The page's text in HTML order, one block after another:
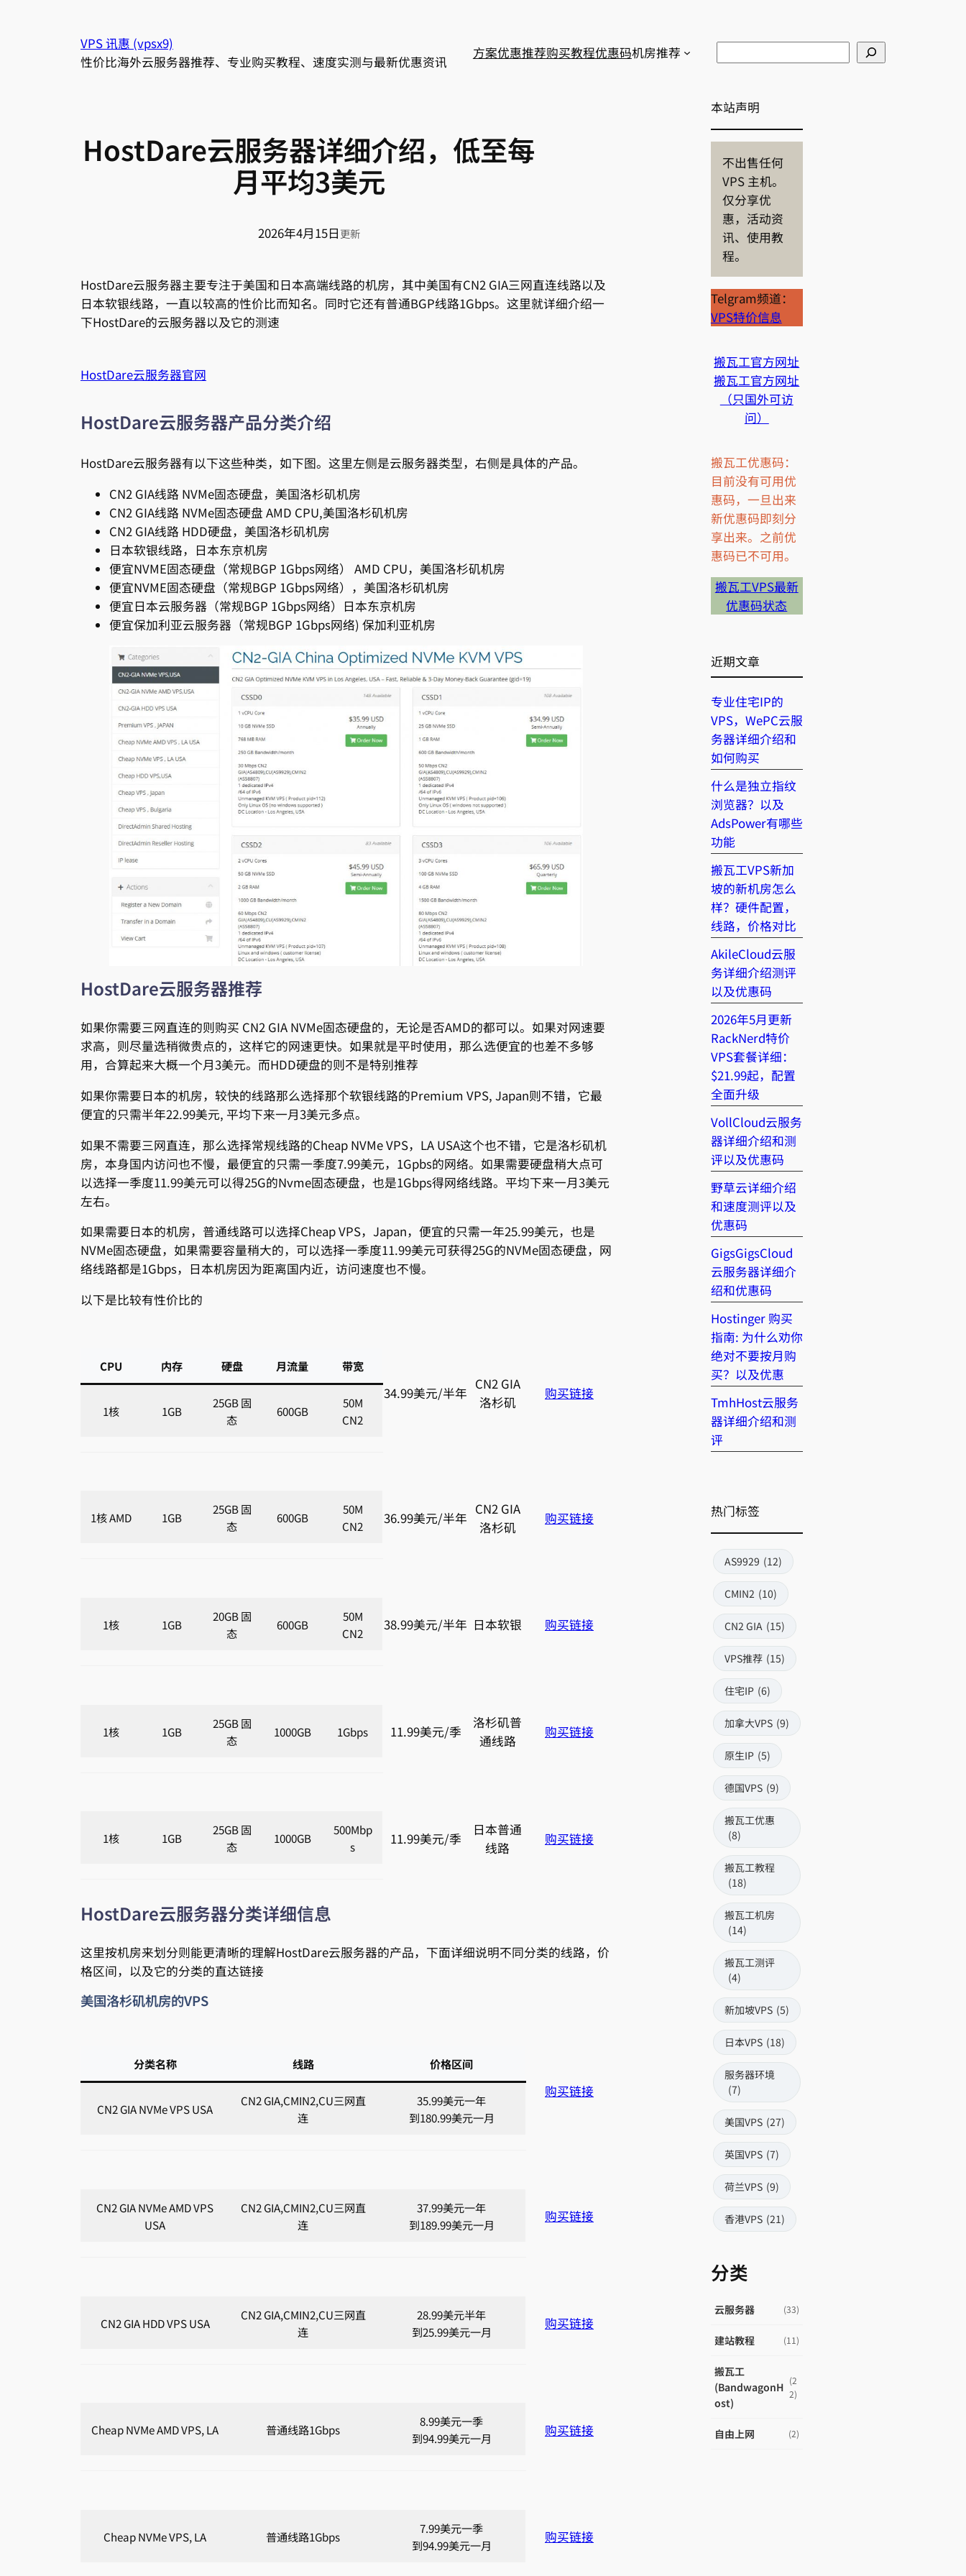
VPS 讯惠 (vpsx9)
性价比海外云服务器推荐、专业购买教程、速度实测与最新优惠资讯
方案优惠推荐购买教程优惠码机房推荐
HostDare云服务器详细介绍，低至每
月平均3美元
2026年4月15日更新
HostDare云服务器主要专注于美国和日本高端线路的机房，其中美国有CN2 GIA三网直连线路以及
日本软银线路，一直以较高的性价比而知名。同时它还有普通BGP线路1Gbps。这里就详细介绍一
下HostDare的云服务器以及它的测速
HostDare云服务器官网
HostDare云服务器产品分类介绍
HostDare云服务器有以下这些种类，如下图。这里左侧是云服务器类型，右侧是具体的产品。
CN2 GIA线路 NVMe固态硬盘，美国洛杉矶机房
CN2 GIA线路 NVMe固态硬盘 AMD CPU,美国洛杉矶机房
CN2 GIA线路 HDD硬盘，美国洛杉矶机房
日本软银线路，日本东京机房
便宜NVME固态硬盘（常规BGP 1Gbps网络） AMD CPU，美国洛杉矶机房
便宜NVME固态硬盘（常规BGP 1Gbps网络），美国洛杉矶机房
便宜日本云服务器（常规BGP 1Gbps网络）日本东京机房
便宜保加利亚云服务器（常规BGP 1Gbps网络) 保加利亚机房
HostDare云服务器推荐
如果你需要三网直连的则购买 CN2 GIA NVMe固态硬盘的，无论是否AMD的都可以。如果对网速要
求高，则尽量选稍微贵点的，这样它的网速更快。如果就是平时使用，那么选便宜的也差不多够
用，合算起来大概一个月3美元。而HDD硬盘的则不是特别推荐
如果你需要日本的机房，较快的线路那么选择那个软银线路的Premium VPS, Japan则不错，它最
便宜的只需半年22.99美元, 平均下来一月3美元多点。
如果不需要三网直连，那么选择常规线路的Cheap NVMe VPS，LA USA这个也不错，它是洛杉矶机
房，本身国内访问也不慢，最便宜的只需一季度7.99美元，1Gpbs的网络。如果需要硬盘稍大点可
以选择一季度11.99美元可以得25G的Nvme固态硬盘，也是1Gbps得网络线路。平均下来一月3美元
左右。
如果需要日本的机房，普通线路可以选择Cheap VPS，Japan，便宜的只需一年25.99美元，也是
NVMe固态硬盘，如果需要容量稍大的，可以选择一季度11.99美元可获得25G的NVMe固态硬盘，网
络线路都是1Gbps，日本机房因为距离国内近，访问速度也不慢。
以下是比较有性价比的
CPU 内存 硬盘 月流量 带宽
1核 1GB
25GB 固
态
600GB
50M
CN2
34.99美元/半年
CN2 GIA
洛杉矶
购买链接
1核 AMD 1GB
25GB 固
态
600GB
50M
CN2
36.99美元/半年
CN2 GIA
洛杉矶
购买链接
1核 1GB
20GB 固
态
600GB
50M
CN2
38.99美元/半年 日本软银 购买链接
1核 1GB
25GB 固
态
1000GB 1Gbps 11.99美元/季
洛杉矶普
通线路
购买链接
1核 1GB
25GB 固
态
1000GB
500Mbp
s
11.99美元/季
日本普通
线路
购买链接
HostDare云服务器分类详细信息
这里按机房来划分则能更清晰的理解HostDare云服务器的产品，下面详细说明不同分类的线路，价
格区间，以及它的分类的直达链接
美国洛杉矶机房的VPS
分类名称 线路 价格区间
CN2 GIA NVMe VPS USA
CN2 GIA,CMIN2,CU三网直
连
35.99美元一年
到180.99美元一月
购买链接
CN2 GIA NVMe AMD VPS
USA
CN2 GIA,CMIN2,CU三网直
连
37.99美元一年
到189.99美元一月
购买链接
CN2 GIA HDD VPS USA
CN2 GIA,CMIN2,CU三网直
连
28.99美元半年
到25.99美元一月
购买链接
Cheap NVMe AMD VPS, LA 普通线路1Gbps
8.99美元一季
到94.99美元一月
购买链接
Cheap NVMe VPS, LA 普通线路1Gbps
7.99美元一季
到94.99美元一月
购买链接
本站声明
不出售任何
VPS 主机。
仅分享优
惠，活动资
讯、使用教
程。
Telgram频道：
VPS特价信息
搬瓦工官方网址
搬瓦工官方网址
（只国外可访
问）
搬瓦工优惠码：
目前没有可用优
惠码，一旦出来
新优惠码即刻分
享出来。之前优
惠码已不可用。
搬瓦工VPS最新
优惠码状态
近期文章
专业住宅IP的
VPS，WePC云服
务器详细介绍和
如何购买
什么是独立指纹
浏览器？以及
AdsPower有哪些
功能
搬瓦工VPS新加
坡的新机房怎么
样？硬件配置，
线路，价格对比
AkileCloud云服
务详细介绍测评
以及优惠码
2026年5月更新
RackNerd特价
VPS套餐详细：
$21.99起，配置
全面升级
VollCloud云服务
器详细介绍和测
评以及优惠码
野草云详细介绍
和速度测评以及
优惠码
GigsGigsCloud
云服务器详细介
绍和优惠码
Hostinger 购买
指南: 为什么劝你
绝对不要按月购
买？以及优惠
TmhHost云服务
器详细介绍和测
评
热门标签
AS9929 (12)
CMIN2 (10)
CN2 GIA (15)
VPS推荐 (15)
住宅IP (6)
加拿大VPS (9)
原生IP (5)
德国VPS (9)
搬瓦工优惠
(8)
搬瓦工教程
(18)
搬瓦工机房
(14)
搬瓦工测评
(4)
新加坡VPS (5)
日本VPS (18)
服务器环境
(7)
美国VPS (27)
英国VPS (7)
荷兰VPS (9)
香港VPS (21)
分类
云服务器 (33)
建站教程 (11)
搬瓦工
(BandwagonH
ost)
(2
2)
自由上网 (2)